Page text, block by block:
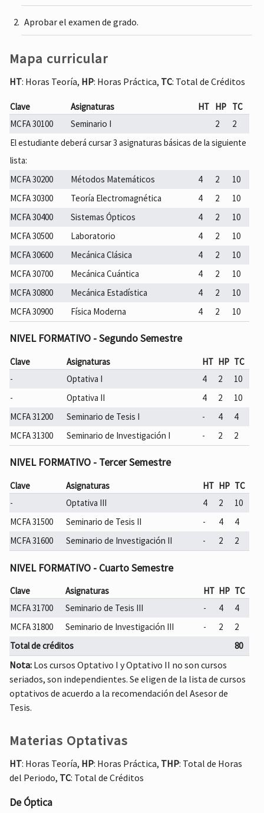
Aprobar el examen de grado.
Mapa curricular
HT: Horas Teoría, HP: Horas Práctica, TC: Total de Créditos
Clave Asignaturas HT HP TC
MCFA 30100
Seminario I 2
2
El estudiante deberá cursar 3 asignaturas básicas de la siguiente
lista:
MCFA 30200
Métodos Matemáticos 4 2
10
MCFA 30300
Teoría Electromagnética 4 2
10
MCFA 30400
Sistemas Ópticos 4 2
10
MCFA 30500
Laboratorio 4 2
10
MCFA 30600
Mecánica Clásica 4 2
10
MCFA 30700
Mecánica Cuántica 4 2
10
MCFA 30800
Mecánica Estadística 4 2
10
MCFA 30900
Física Moderna 4 2 10
NIVEL FORMATIVO - Segundo Semestre
Clave Asignaturas HT HP TC
-
Optativa I 4 2
10
-
Optativa II 4 2
10
MCFA 31200
Seminario de Tesis I - 4
4
MCFA 31300
Seminario de Investigación I - 2 2
NIVEL FORMATIVO - Tercer Semestre
Clave Asignaturas HT HP TC
-
Optativa III 4 2
10
MCFA 31500
Seminario de Tesis II - 4
4
MCFA 31600
Seminario de Investigación II - 2 2
NIVEL FORMATIVO - Cuarto Semestre
Clave Asignaturas HT HP TC
MCFA 31700
Seminario de Tesis III - 4
4
MCFA 31800
Seminario de Investigación III - 2
2
Total de créditos
80
Nota: Los cursos Optativo I y Optativo II no son cursos
seriados, son independientes. Se eligen de la lista de cursos
optativos de acuerdo a la recomendación del Asesor de
Tesis.
Materias Optativas
HT: Horas Teoría, HP: Horas Práctica, THP: Total de Horas
del Periodo, TC: Total de Créditos
De Óptica